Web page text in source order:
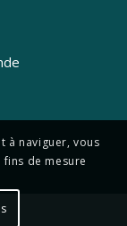
à naviguer, vous
de mesure